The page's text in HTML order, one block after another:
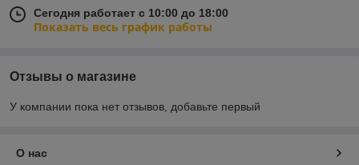
Сегодня работает с 10:00 до 18:00
Показать весь график работы
Отзывы о магазине
У компании пока нет отзывов, добавьте первый
О нас